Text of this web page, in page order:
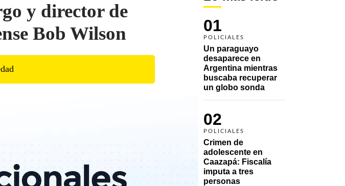
01
POLICIALES
Un paraguayo
desaparece en
Argentina mientras
buscaba recuperar
un globo sonda
02
POLICIALES
Crimen de
adolescente en
Caazapá: Fiscalía
imputa a tres
personas
y director de
Bob Wilson